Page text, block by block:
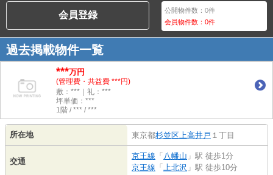
会員登録 公開物件数：0件
会員物件数：0件
過去掲載物件一覧
***万円
(管理費・共益費 ***円)
敷：***｜礼：***
坪単価：***
1階 / *** / ***
所在地 東京都杉並区上高井戸 １丁目
交通
京王線 「 八幡山 」駅 徒歩1分
京王線 「 上北沢 」駅 徒歩10分